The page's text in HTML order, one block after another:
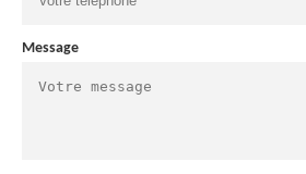
Message